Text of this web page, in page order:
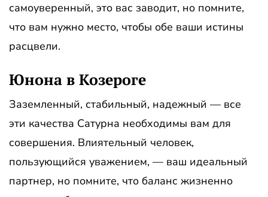
самоуверенный, это вас заводит, но помните,
что вам нужно место, чтобы обе ваши истины
расцвели.
Юнона в Козероге
Заземленный, стабильный, надежный — все
эти качества Сатурна необходимы вам для
совершения. Влиятельный человек,
пользующийся уважением, — ваш идеальный
партнер, но помните, что баланс жизненно